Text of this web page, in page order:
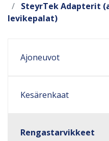
SteyrTek Adapterit
levikepalat)
Ajoneuvot
Kesärenkaat
Rengastarvikkeet